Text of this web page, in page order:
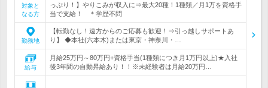
対象と
なる方
っぷり！】やりこみが収入に⇒最大20種！1種類／月1万を資格手
当で支給！ ＊学歴不問
勤務地
【転勤なし！遠方からのご応募も歓迎！⇒引っ越しサポートあ
り】 ◆本社(六本木)または東京・神奈川・…
給与
月給25万円～80万円+資格手当(1種類につき月1万円以上)★入社
後3年間の自動昇給あり！！※未経験者は月給20万円…